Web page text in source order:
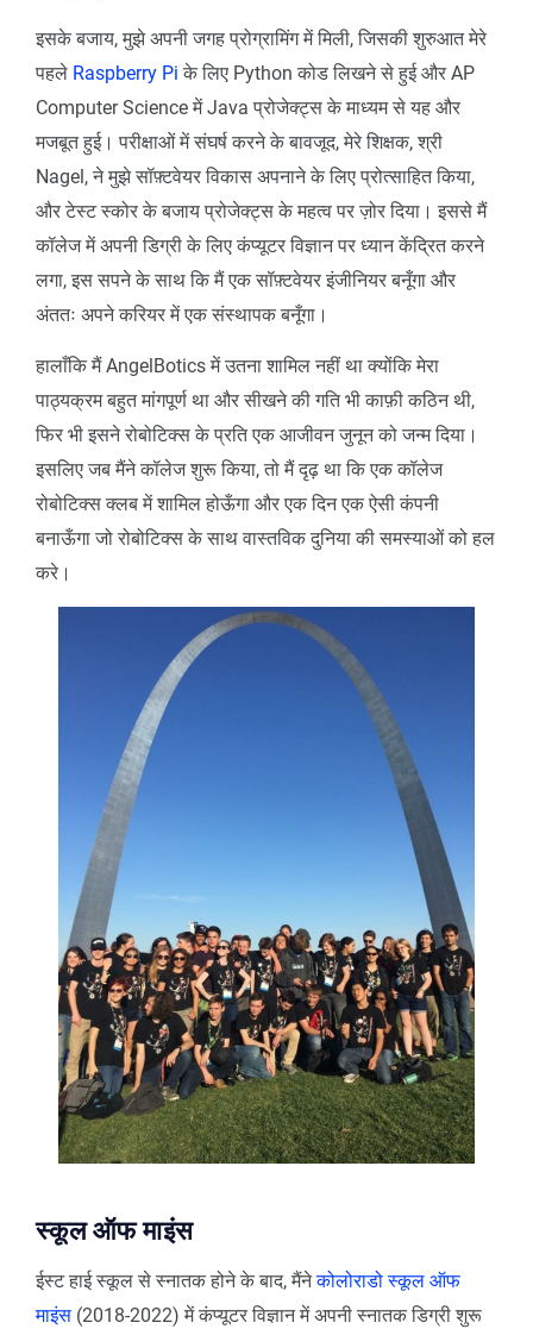
इसके बजाय, मुझे अपनी जगह प्रोग्रामिंग में मिली, जिसकी शुरुआत मेरे
पहले Raspberry Pi के लिए Python कोड लिखने से हुई और AP
Computer Science में Java प्रोजेक्ट्स के माध्यम से यह और
मजबूत हुई। परीक्षाओं में संघर्ष करने के बावजूद, मेरे शिक्षक, श्री
Nagel, ने मुझे सॉफ़्टवेयर विकास अपनाने के लिए प्रोत्साहित किया,
और टेस्ट स्कोर के बजाय प्रोजेक्ट्स के महत्व पर ज़ोर दिया। इससे मैं
कॉलेज में अपनी डिग्री के लिए कंप्यूटर विज्ञान पर ध्यान केंद्रित करने
लगा, इस सपने के साथ कि मैं एक सॉफ़्टवेयर इंजीनियर बनूँगा और
अंततः अपने करियर में एक संस्थापक बनूँगा।
हालाँकि मैं AngelBotics में उतना शामिल नहीं था क्योंकि मेरा
पाठ्यक्रम बहुत मांगपूर्ण था और सीखने की गति भी काफ़ी कठिन थी,
फिर भी इसने रोबोटिक्स के प्रति एक आजीवन जुनून को जन्म दिया।
इसलिए जब मैंने कॉलेज शुरू किया, तो मैं दृढ़ था कि एक कॉलेज
रोबोटिक्स क्लब में शामिल होऊँगा और एक दिन एक ऐसी कंपनी
बनाऊँगा जो रोबोटिक्स के साथ वास्तविक दुनिया की समस्याओं को हल
करे।
स्कूल ऑफ माइंस
ईस्ट हाई स्कूल से स्नातक होने के बाद, मैंनेकोलोराडो स्कूल ऑफ
माइंस (2018-2022) में कंप्यूटर विज्ञान में अपनी स्नातक डिग्री शुरू